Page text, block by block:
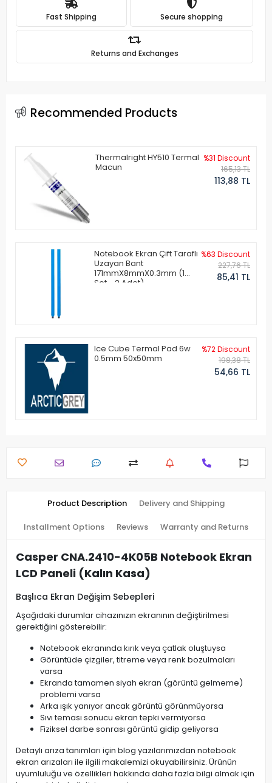
Fast Shipping Secure shopping
Returns and Exchanges
Recommended Products
Thermalright HY510 Termal
Macun
%31 Discount
165,13 TL
113,88 TL
Notebook Ekran Çift Taraflı
Uzayan Bant
171mmX8mmX0.3mm (1
Set - 2 Adet)
%63 Discount
227,76 TL
85,41 TL
Ice Cube Termal Pad 6w
0.5mm 50x50mm
%72 Discount
198,38 TL
54,66 TL
Product Description Delivery and Shipping
Installment Options Reviews Warranty and Returns
Casper CNA.2410-4K05B Notebook Ekran
LCD Paneli (Kalın Kasa)
Başlıca Ekran Değişim Sebepleri
Aşağıdaki durumlar cihazınızın ekranının değiştirilmesi
gerektiğini gösterebilir:
Notebook ekranında kırık veya çatlak oluştuysa
Görüntüde çizgiler, titreme veya renk bozulmaları
varsa
Ekranda tamamen siyah ekran (görüntü gelmeme)
problemi varsa
Arka ışık yanıyor ancak görüntü görünmüyorsa
Sıvı teması sonucu ekran tepki vermiyorsa
Fiziksel darbe sonrası görüntü gidip geliyorsa
Detaylı arıza tanımları için blog yazılarımızdan notebook
ekran arızaları ile ilgili makalemizi okuyabilirsiniz. Ürünün
uyumluluğu ve özellikleri hakkında daha fazla bilgi almak için